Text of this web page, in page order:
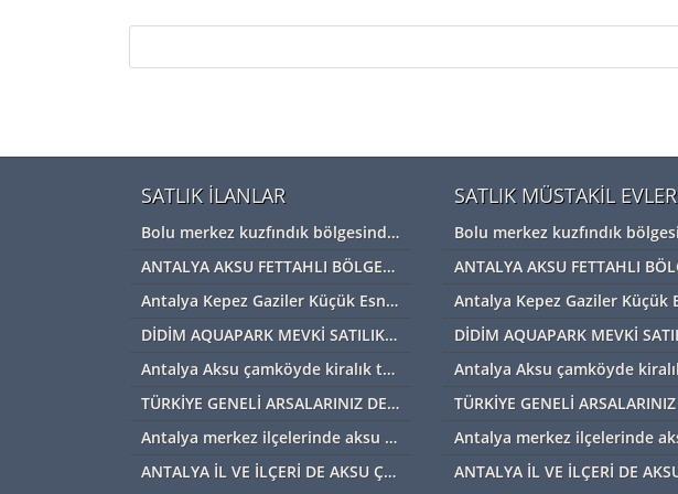
SATLIK İLANLAR
Bolu merkez kuzfındık bölgesinde satılık Devremülk kira garantili
ANTALYA AKSU FETTAHLI BÖLGESİNDE ACİL SATILIK TEK TAPU MÜSTAKİL TARLA
Antalya Kepez Gaziler Küçük Esnaf Sanayi Sİtesi Satılık Dükkan
DİDİM AQUAPARK MEVKİ SATILIK ARAZİ
Antalya Aksu çamköyde kiralık tarla ve depolar için bizi arayabilirsiniz
TÜRKİYE GENELİ ARSALARINIZ DEĞERİNDE ALINIR SATILIR TAKAS EDİLİR ARAYIN YARDIMCI OLALIM
Antalya merkez ilçelerinde aksu başta diğer ilçelerde satılık imarlı müstail tapulu arsa
ANTALYA İL VE İLÇERİ DE AKSU ÇAMKÖYDE ARSALARINIZ AYNI GÜN NAKİTE ÇEVRİLİR
SATLIK MÜSTAKİL EVLER